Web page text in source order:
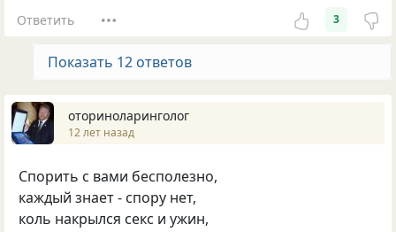
Ответить 3
Показать 12 ответов
оториноларинголог
12 лет назад
Спорить с вами бесполезно,
каждый знает - спору нет,
коль накрылся секс и ужин,